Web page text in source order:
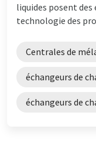
liquides posent des
technologie des
Centrales de
échangeurs de
échangeurs de